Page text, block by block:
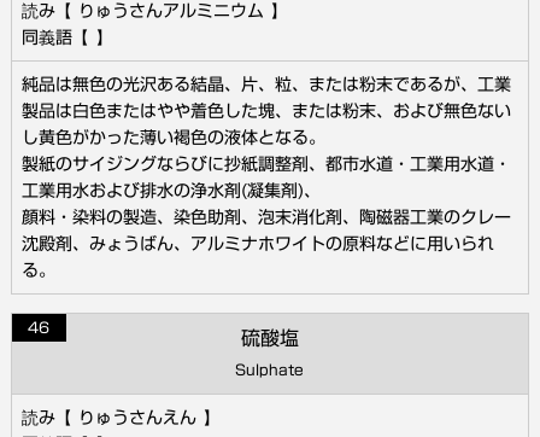
りゅうさんアルミニウム
純品は無色の光沢ある結晶、片、粒、または粉末であるが、工業
製品は白色またはやや着色した塊、または粉末、および無色ない
し黄色がかった薄い褐色の液体となる。
製紙のサイジングならびに抄紙調整剤、都市水道・工業用水道・
工業用水および排水の浄水剤(凝集剤)、
顔料・染料の製造、染色助剤、泡末消化剤、陶磁器工業のクレー
沈殿剤、みょうばん、アルミナホワイトの原料などに用いられ
る。
46
硫酸塩
Sulphate
りゅうさんえん